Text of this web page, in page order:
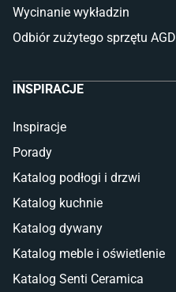
Płytki marmurowe
Wycinanie wykładzin
Odbiór zużytego sprzętu AGD
INSPIRACJE
Inspiracje
Porady
Katalog podłogi i drzwi
Katalog kuchnie
Katalog dywany
Katalog meble i oświetlenie
Katalog Senti Ceramica